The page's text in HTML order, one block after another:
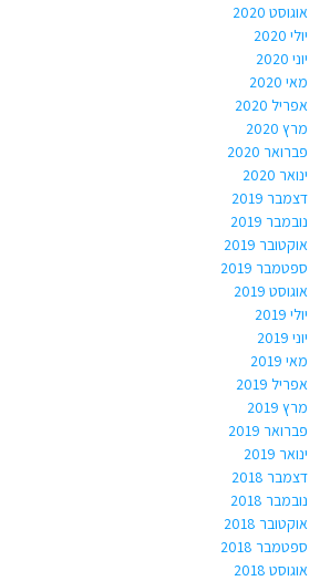
אוגוסט 2020
יולי 2020
יוני 2020
מאי 2020
אפריל 2020
מרץ 2020
פברואר 2020
ינואר 2020
דצמבר 2019
נובמבר 2019
אוקטובר 2019
ספטמבר 2019
אוגוסט 2019
יולי 2019
יוני 2019
מאי 2019
אפריל 2019
מרץ 2019
פברואר 2019
ינואר 2019
דצמבר 2018
נובמבר 2018
אוקטובר 2018
ספטמבר 2018
אוגוסט 2018